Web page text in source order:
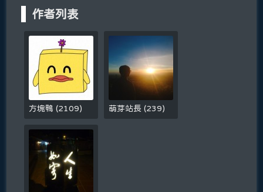
作者列表
方塊鴨(2109) 萌芽站長(239)